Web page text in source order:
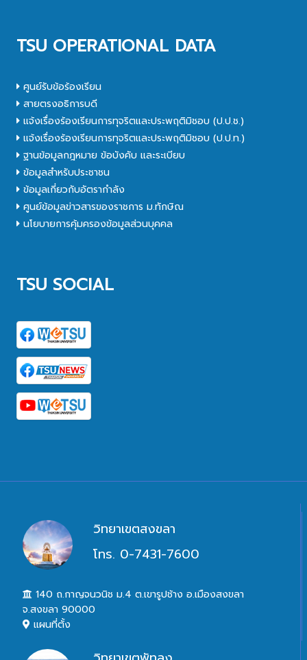
TSU OPERATIONAL DATA
ศูนย์รับข้อร้องเรียน
สายตรงอธิการบดี
แจ้งเรื่องร้องเรียนการทุจริตและประพฤติมิชอบ (ป.ป.ช.)
แจ้งเรื่องร้องเรียนการทุจริตและประพฤติมิชอบ (ป.ป.ท.)
ฐานข้อมูลกฎหมาย ข้อบังคับ และระเบียบ
ข้อมูลสำหรับประชาชน
ข้อมูลเกี่ยวกับอัตรากำลัง
ศูนย์ข้อมูลข่าวสารของราชการ ม.ทักษิณ
นโยบายการคุ้มครองข้อมูลส่วนบุคคล
TSU SOCIAL
วิทยาเขตสงขลา
โทร. 0-7431-7600
140 ถ.กาญจนวนิช ม.4 ต.เขารูปช้าง อ.เมืองสงขลา
จ.สงขลา 90000
แผนที่ตั้ง